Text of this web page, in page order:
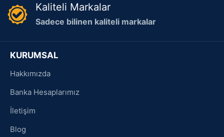
Kaliteli Markalar
Sadece bilinen kaliteli markalar
KURUMSAL
Hakkımızda
Banka Hesaplarımız
İletişim
Blog